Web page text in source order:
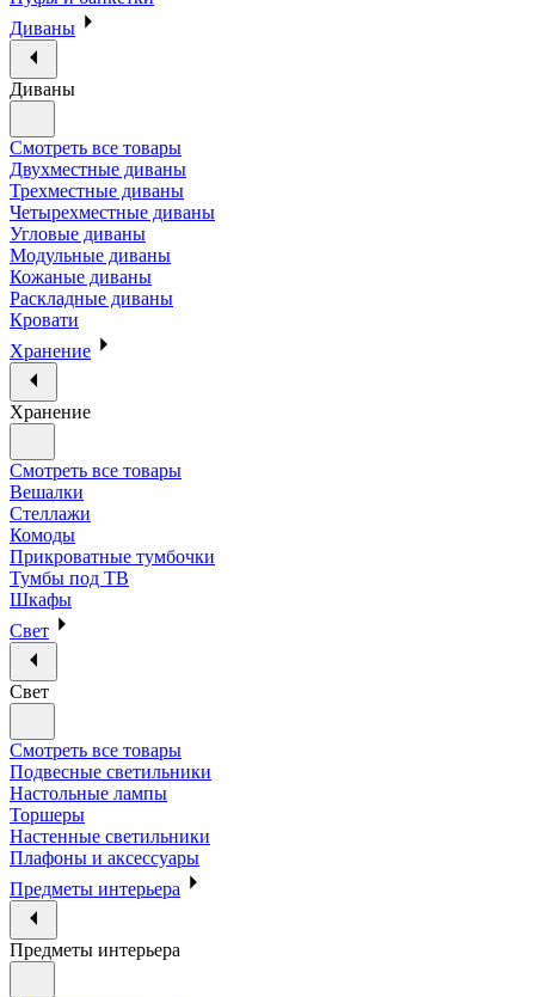
Диваны
Диваны
Смотреть все товары
Двухместные диваны
Трехместные диваны
Четырехместные диваны
Угловые диваны
Модульные диваны
Кожаные диваны
Раскладные диваны
Кровати
Хранение
Хранение
Смотреть все товары
Вешалки
Стеллажи
Комоды
Прикроватные тумбочки
Тумбы под ТВ
Шкафы
Свет
Свет
Смотреть все товары
Подвесные светильники
Настольные лампы
Торшеры
Настенные светильники
Плафоны и аксессуары
Предметы интерьера
Предметы интерьера